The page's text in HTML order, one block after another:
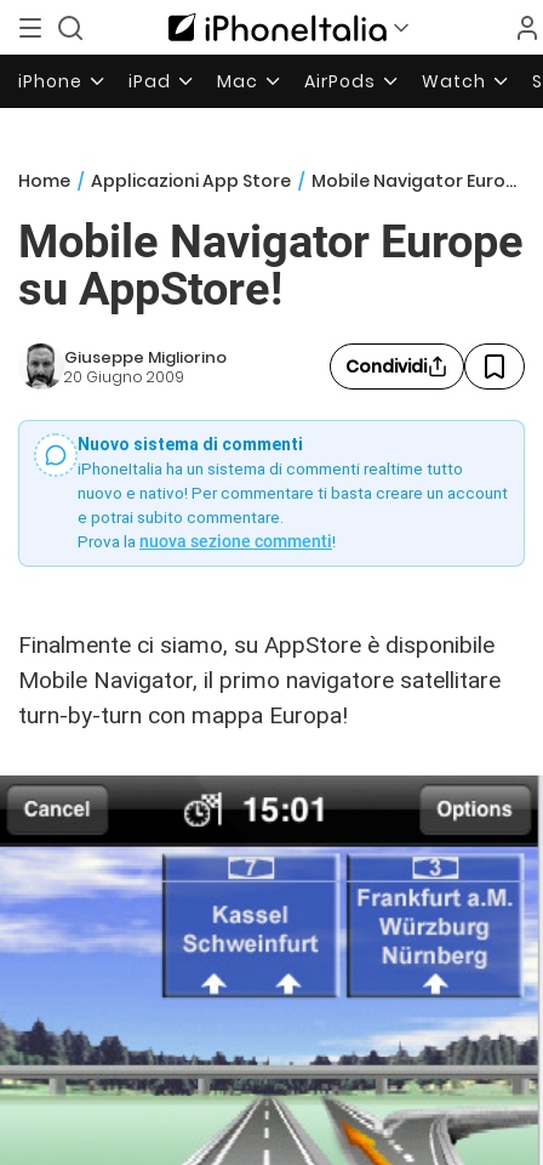
iPhone iPad Mac AirPods Watch
Home / Applicazioni App Store / Mobile Navigator Europe su AppStore!
Mobile Navigator Europe
su AppStore!
Giuseppe Migliorino
20 Giugno 2009 Condividi
Nuovo sistema di commenti
iPhoneItalia ha un sistema di commenti realtime tutto
nuovo e nativo! Per commentare ti basta creare un account
e potrai subito commentare.
Prova la nuova sezione commenti!
Finalmente ci siamo, su AppStore è disponibile
Mobile Navigator, il primo navigatore satellitare
turn-by-turn con mappa Europa!